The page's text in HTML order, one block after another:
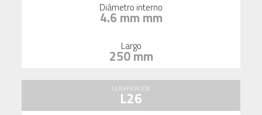
Diámetro interno
4.6 mm mm
Largo
250 mm
CLASIFICACIÓN
L26